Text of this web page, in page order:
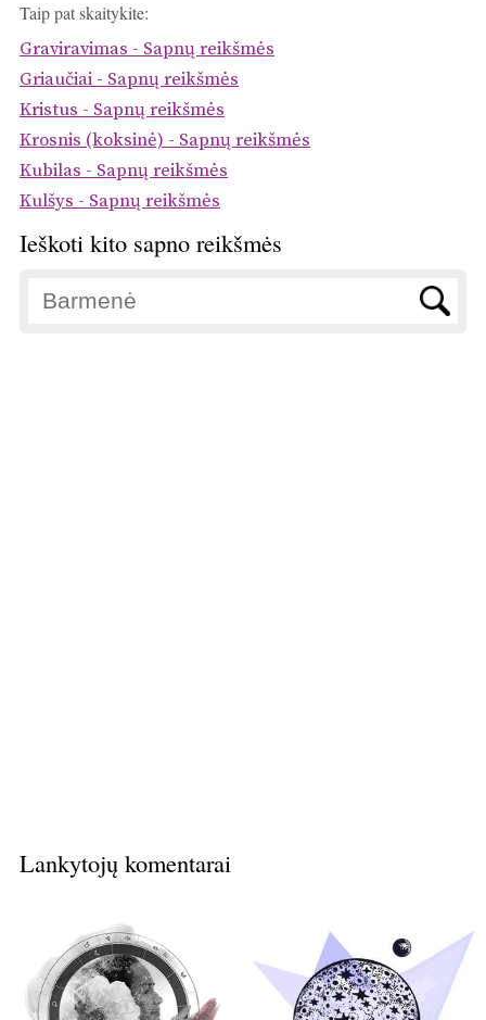
Taip pat skaitykite:
Graviravimas - Sapnų reikšmės
Griaučiai - Sapnų reikšmės
Kristus - Sapnų reikšmės
Krosnis (koksinė) - Sapnų reikšmės
Kubilas - Sapnų reikšmės
Kulšys - Sapnų reikšmės
Ieškoti kito sapno reikšmės
Lankytojų komentarai